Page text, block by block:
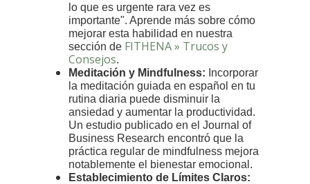
lo que es urgente rara vez es
importante". Aprende más sobre cómo
mejorar esta habilidad en nuestra
sección de FITHENA » Trucos y
Consejos.
Meditación y Mindfulness: Incorporar
la meditación guiada en español en tu
rutina diaria puede disminuir la
ansiedad y aumentar la productividad.
Un estudio publicado en el Journal of
Business Research encontró que la
práctica regular de mindfulness mejora
notablemente el bienestar emocional.
Establecimiento de Límites Claros: